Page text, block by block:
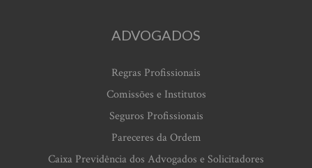
ADVOGADOS
Regras Profissionais
Comissões e Institutos
Seguros Profissionais
Pareceres da Ordem
Caixa Previdência dos Advogados e Solicitadores